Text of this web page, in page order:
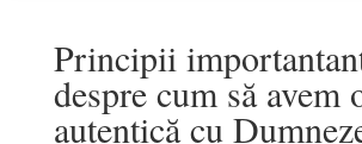
Principii
despre cum să avem
autentică cu